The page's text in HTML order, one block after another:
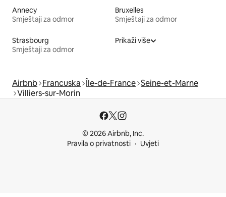
Annecy
Smještaji za odmor
Bruxelles
Smještaji za odmor
Strasbourg
Smještaji za odmor
Prikaži više
Airbnb Francuska Île-de-France Seine-et-Marne
Villiers-sur-Morin
© 2026 Airbnb, Inc.
Pravila o privatnosti
Uvjeti